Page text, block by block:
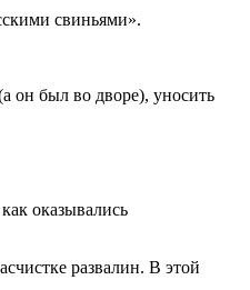
свиньями».
он был во дворе), уносить
оказывались
развалин. В этой